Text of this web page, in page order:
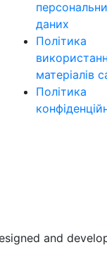
даних
Політика
матеріалів
Політика
and